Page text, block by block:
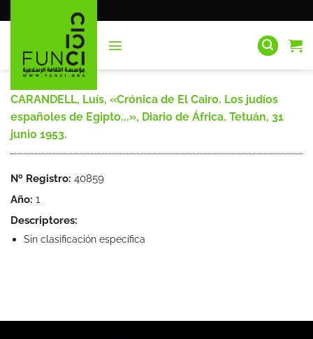
al
CARANDELL, Luís, «Crónica de El Cairo. Los judíos
españoles de Egipto...», Diario de África. Tetuán, 31
junio 1953.
Nº Registro: 40859
Año: 1
Descriptores:
Sin clasificación específica